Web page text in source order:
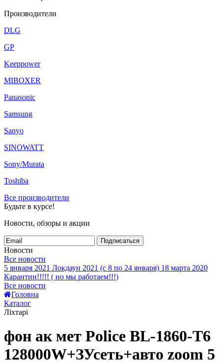
Производители
DLG
GP
Keeppower
MIBOXER
Panasonic
Samsung
Sanyo
SINOWATT
Sony/Murata
Toshiba
Все производители
Будьте в курсе!
Новости, обзоры и акции
Подписаться
Новости
Все новости
5 января 2021 Локдаун 2021 (с 8 по 24 января) 18 марта 2020
Карантин!!!!! ( но мы работаем!!!)
Все новости
Головна
Каталог
Ліхтарі
фон ак мет Police BL-1860-T6
128000W+ЗУсеть+авто zoom 5